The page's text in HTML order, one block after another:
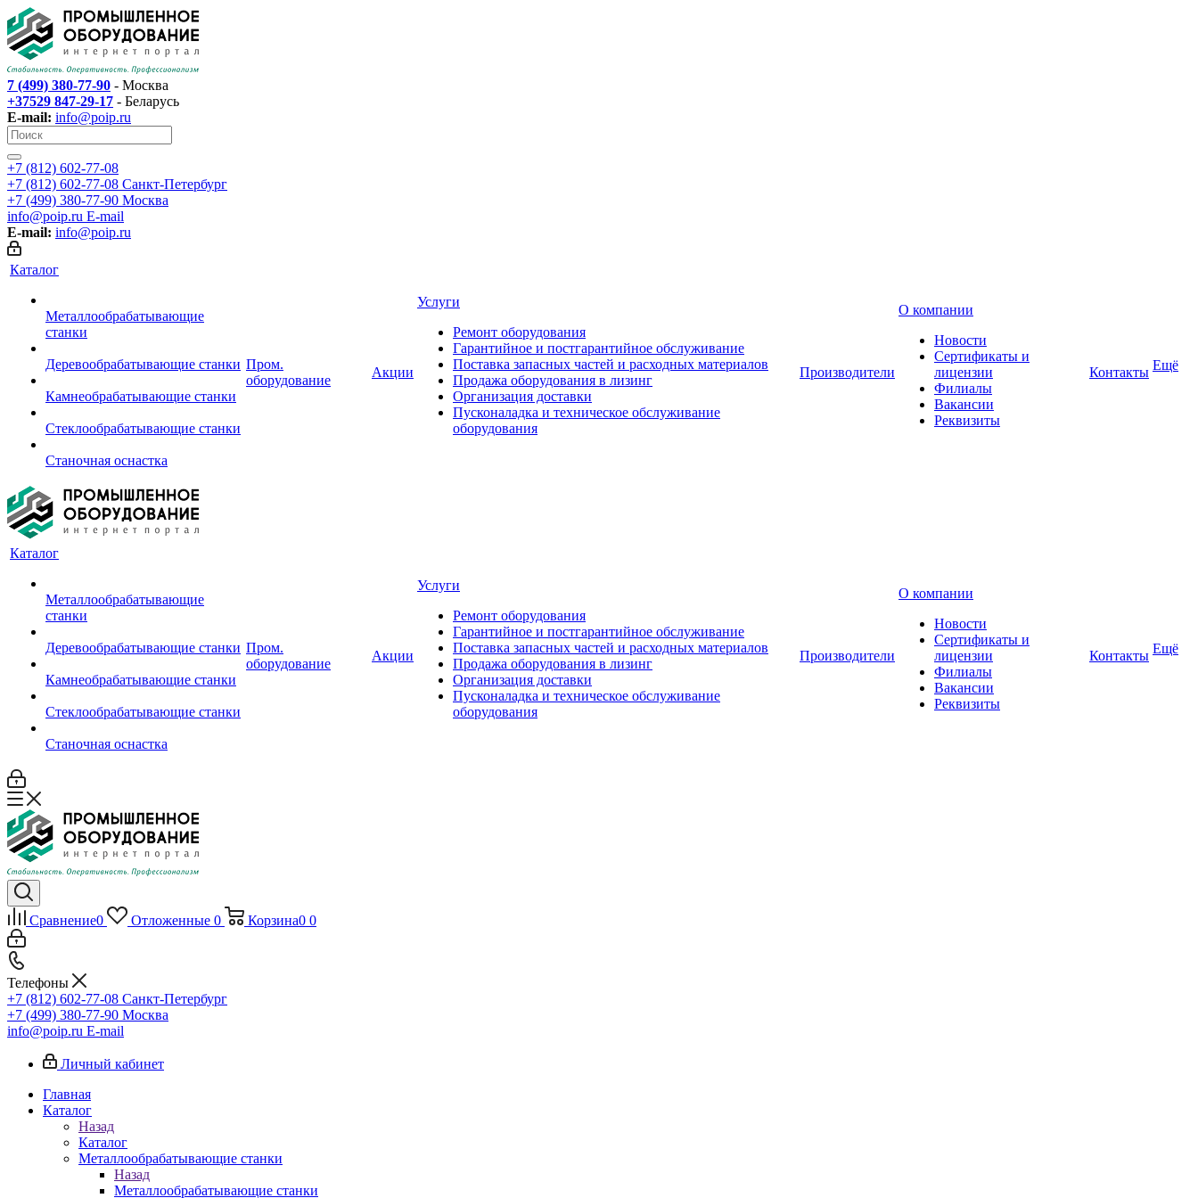
7 (499) 380-77-90 - Москва
+37529 847-29-17 - Беларусь
E-mail: info@poip.ru
+7 (812) 602-77-08
+7 (812) 602-77-08 Санкт-Петербург
+7 (499) 380-77-90 Москва
info@poip.ru E-mail
E-mail: info@poip.ru
Каталог
Металлообрабатывающие
станки
Деревообрабатывающие станки
Камнеобрабатывающие станки
Стеклообрабатывающие станки
Станочная оснастка
Пром.
оборудование
Акции
Услуги
Ремонт оборудования
Гарантийное и постгарантийное обслуживание
Поставка запасных частей и расходных материалов
Продажа оборудования в лизинг
Организация доставки
Пусконаладка и техническое обслуживание
оборудования
Производители
О компании
Новости
Сертификаты и
лицензии
Филиалы
Вакансии
Реквизиты
Контакты Ещё
Каталог
Металлообрабатывающие
станки
Деревообрабатывающие станки
Камнеобрабатывающие станки
Стеклообрабатывающие станки
Станочная оснастка
Пром.
оборудование
Акции
Услуги
Ремонт оборудования
Гарантийное и постгарантийное обслуживание
Поставка запасных частей и расходных материалов
Продажа оборудования в лизинг
Организация доставки
Пусконаладка и техническое обслуживание
оборудования
Производители
О компании
Новости
Сертификаты и
лицензии
Филиалы
Вакансии
Реквизиты
Контакты Ещё
Сравнение0 Отложенные 0 Корзина0 0
Телефоны
+7 (812) 602-77-08 Санкт-Петербург
+7 (499) 380-77-90 Москва
info@poip.ru E-mail
Личный кабинет
Главная
Каталог
Назад
Каталог
Металлообрабатывающие станки
Назад
Металлообрабатывающие станки